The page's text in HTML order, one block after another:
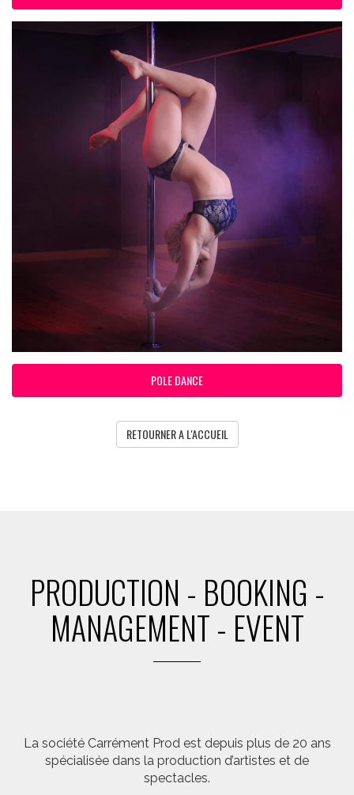
POLE DANCE
RETOURNER A L'ACCUEIL
PRODUCTION - BOOKING -
MANAGEMENT - EVENT
La société Carrément Prod est depuis plus de 20 ans
spécialisée dans la production d’artistes et de
spectacles.